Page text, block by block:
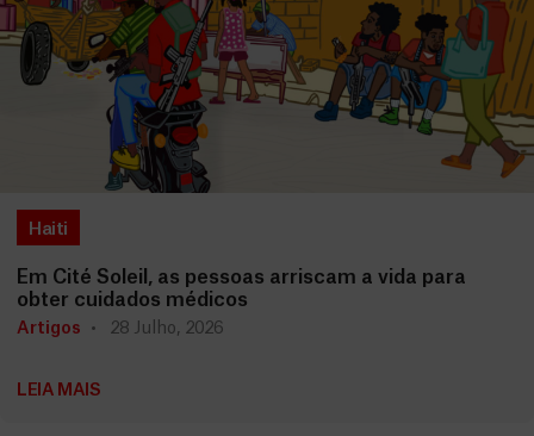
Haiti
Em Cité Soleil, as pessoas arriscam a vida para
obter cuidados médicos
Artigos 28 Julho, 2026
LEIA MAIS